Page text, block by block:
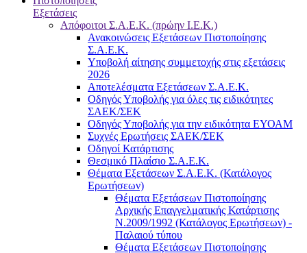
Εξετάσεις
Απόφοιτοι Σ.Α.Ε.Κ. (πρώην Ι.Ε.Κ.)
Ανακοινώσεις Εξετάσεων Πιστοποίησης
Σ.Α.Ε.Κ.
Υποβολή αίτησης συμμετοχής στις εξετάσεις
2026
Αποτελέσματα Εξετάσεων Σ.Α.Ε.Κ.
Οδηγός Υποβολής για όλες τις ειδικότητες
ΣΑΕΚ/ΣΕΚ
Οδηγός Υποβολής για την ειδικότητα ΕΥΟΑΜ
Συχνές Ερωτήσεις ΣΑΕΚ/ΣΕΚ
Οδηγοί Κατάρτισης
Θεσμικό Πλαίσιο Σ.Α.Ε.Κ.
Θέματα Εξετάσεων Σ.Α.Ε.Κ. (Κατάλογος
Ερωτήσεων)
Θέματα Εξετάσεων Πιστοποίησης
Αρχικής Επαγγελματικής Κατάρτισης
Ν.2009/1992 (Κατάλογος Ερωτήσεων) -
Παλαιού τύπου
Θέματα Εξετάσεων Πιστοποίησης